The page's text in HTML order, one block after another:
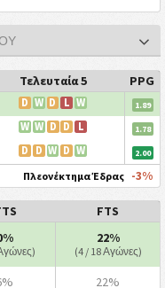
Τελευταία 5 PPG
D W D L W 1.89
W W D D L 1.78
D D W D W 2.00
Πλεονέκτημα Έδρας -3%
FTS
22%
(4 / 18 Αγώνες)
22%